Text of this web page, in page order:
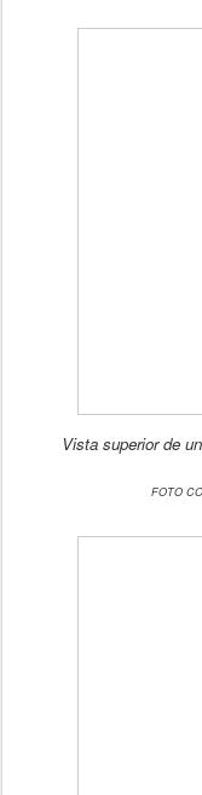
Vista superior de
FOTO